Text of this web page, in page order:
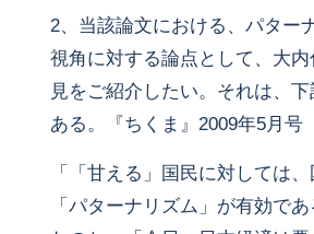
2、当該論文における、パター
視角に対する論点として、大
見をご紹介したい。それは、
ある。『ちくま』2009年5月号
「「甘える」国民に対しては
「パターナリズム」が有効で